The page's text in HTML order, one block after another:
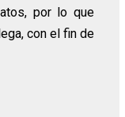
por lo que
con el fin de